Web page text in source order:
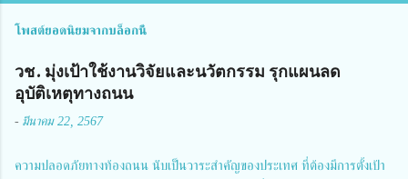
โพสต์ยอดนิยมจากบล็อกนี้
วช. มุ่งเป้าใช้งานวิจัยและนวัตกรรม รุกแผนลด
อุบัติเหตุทางถนน
- มีนาคม 22, 2567
ความปลอดภัยทางท้องถนน นับเป็นวาระสำคัญของประเทศ ที่ต้องมีการตั้งเป้า